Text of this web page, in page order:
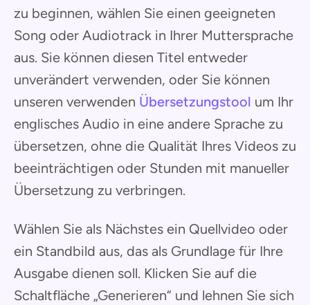
zu beginnen, wählen Sie einen geeigneten
Song oder Audiotrack in Ihrer Muttersprache
aus. Sie können diesen Titel entweder
unverändert verwenden, oder Sie können
unseren verwenden Übersetzungstool um Ihr
englisches Audio in eine andere Sprache zu
übersetzen, ohne die Qualität Ihres Videos zu
beeinträchtigen oder Stunden mit manueller
Übersetzung zu verbringen.
Wählen Sie als Nächstes ein Quellvideo oder
ein Standbild aus, das als Grundlage für Ihre
Ausgabe dienen soll. Klicken Sie auf die
Schaltfläche „Generieren“ und lehnen Sie sich